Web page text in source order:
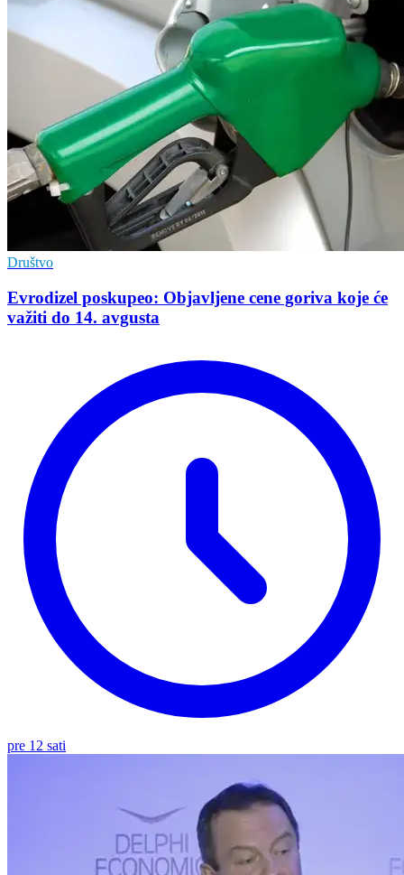
Društvo
Evrodizel poskupeo: Objavljene cene goriva koje će
važiti do 14. avgusta
pre 12 sati